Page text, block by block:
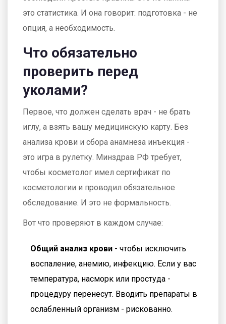
это статистика. И она говорит: подготовка - не
опция, а необходимость.
Что обязательно
проверить перед
уколами?
Первое, что должен сделать врач - не брать
иглу, а взять вашу медицинскую карту. Без
анализа крови и сбора анамнеза инъекция -
это игра в рулетку. Минздрав РФ требует,
чтобы косметолог имел сертификат по
косметологии и проводил обязательное
обследование. И это не формальность.
Вот что проверяют в каждом случае:
Общий анализ крови - чтобы исключить
воспаление, анемию, инфекцию. Если у вас
температура, насморк или простуда -
процедуру перенесут. Вводить препараты в
ослабленный организм - рискованно.